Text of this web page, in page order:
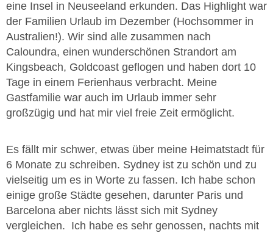
eine Insel in Neuseeland erkunden. Das Highlight war
der Familien Urlaub im Dezember (Hochsommer in
Australien!). Wir sind alle zusammen nach
Caloundra, einen wunderschönen Strandort am
Kingsbeach, Goldcoast geflogen und haben dort 10
Tage in einem Ferienhaus verbracht. Meine
Gastfamilie war auch im Urlaub immer sehr
großzügig und hat mir viel freie Zeit ermöglicht.
Es fällt mir schwer, etwas über meine Heimatstadt für
6 Monate zu schreiben. Sydney ist zu schön und zu
vielseitig um es in Worte zu fassen. Ich habe schon
einige große Städte gesehen, darunter Paris und
Barcelona aber nichts lässt sich mit Sydney
vergleichen. Ich habe es sehr genossen, nachts mit